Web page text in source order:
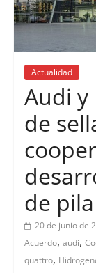
Actualidad
Audi
de
de
20 de junio de
Acuerdo, audi,
quattro,